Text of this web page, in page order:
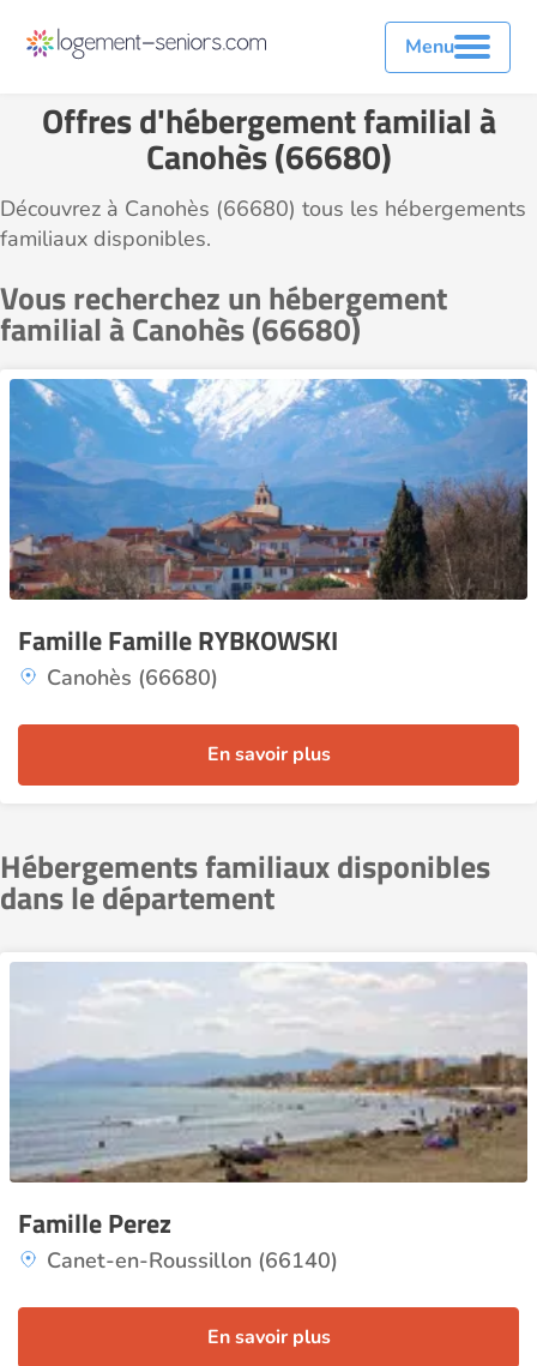
Menu
Offres d'hébergement familial à
Canohès (66680)
Découvrez à Canohès (66680) tous les hébergements
familiaux disponibles.
Vous recherchez un hébergement
familial à Canohès (66680)
Famille Famille RYBKOWSKI
Canohès (66680)
En savoir plus
Hébergements familiaux disponibles
dans le département
Famille Perez
Canet-en-Roussillon (66140)
En savoir plus